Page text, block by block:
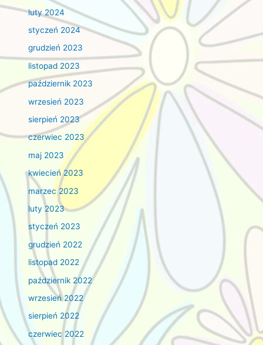
luty 2024
styczeń 2024
grudzień 2023
listopad 2023
październik 2023
wrzesień 2023
sierpień 2023
czerwiec 2023
maj 2023
kwiecień 2023
marzec 2023
luty 2023
styczeń 2023
grudzień 2022
listopad 2022
październik 2022
wrzesień 2022
sierpień 2022
czerwiec 2022